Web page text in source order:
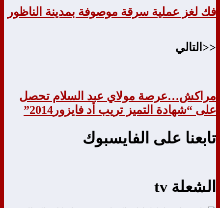
فك لغز عملية سرقة موصوفة بمدينة الناظور
<<التالي
مراكش…عرصة مولاي عبد السلام تحصل
على “شهادة التميز تريب أد فايزور2014”
تابعنا على الفايسبوك
الشعلة tv